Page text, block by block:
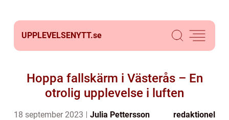
UPPLEVELSENYTT.se
Hoppa fallskärm i Västerås – En
otrolig upplevelse i luften
18 september 2023 Julia Pettersson redaktionel